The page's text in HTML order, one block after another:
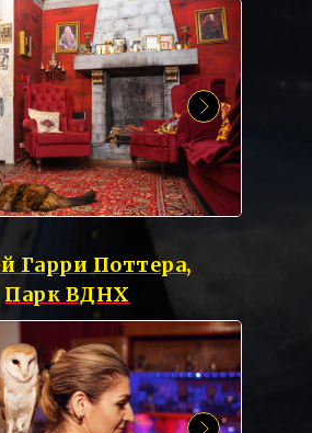
Гарри Поттера,
Парк ВДНХ